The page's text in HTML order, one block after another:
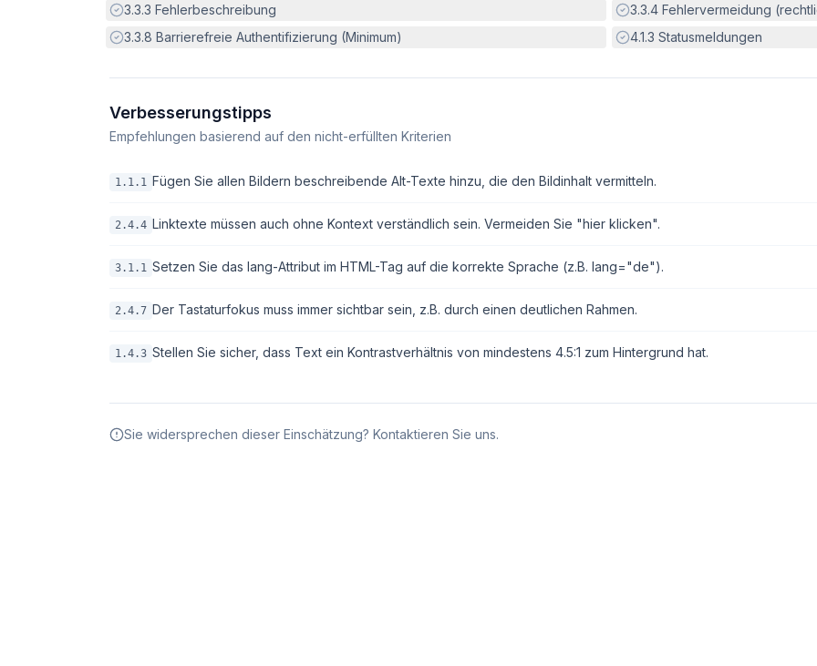
Erfüllt:
3.3.3 Fehlerbeschreibung Erfüllt:
3.3.4 Fehlervermeidung
Erfüllt:
3.3.8 Barrierefreie Authentifizierung (Minimum) Erfüllt:
4.1.3 Statusmeldungen
Verbesserungstipps
Empfehlungen basierend auf den nicht-erfüllten Kriterien
1.1.1 Fügen Sie allen Bildern beschreibende Alt-Texte hinzu, die den Bildinhalt vermitteln.
2.4.4 Linktexte müssen auch ohne Kontext verständlich sein. Vermeiden Sie "hier klicken".
3.1.1 Setzen Sie das lang-Attribut im HTML-Tag auf die korrekte Sprache (z.B. lang="de").
2.4.7 Der Tastaturfokus muss immer sichtbar sein, z.B. durch einen deutlichen Rahmen.
1.4.3 Stellen Sie sicher, dass Text ein Kontrastverhältnis von mindestens 4.5:1 zum Hintergrund hat.
Sie widersprechen dieser Einschätzung? Kontaktieren Sie uns.